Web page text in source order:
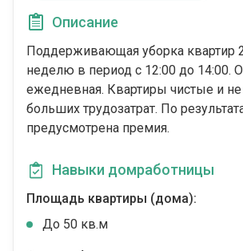
Описание
Поддерживающая уборка квартир
неделю в период с 12:00 до 14:00.
ежедневная. Квартиры чистые и
больших трудозатрат. По
предусмотрена премия.
Навыки домработницы
Площадь квартиры (дома):
До 50 кв.м